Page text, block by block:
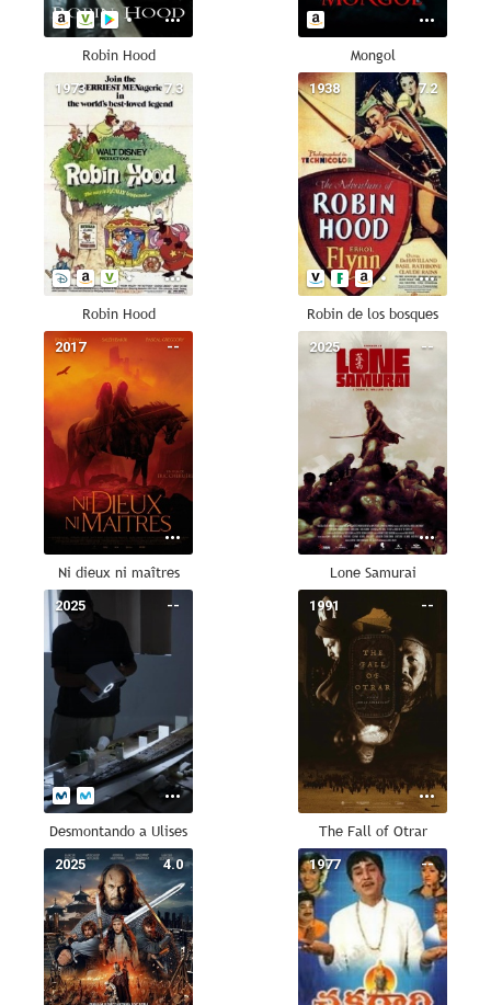
Robin Hood Mongol
7.3
1973
Robin Hood
7.2
1938
Robin de los bosques
--
2017
Ni dieux ni maîtres
--
2025
Lone Samurai
--
2025
Desmontando a Ulises
--
1991
The Fall of Otrar
4.0
2025 --
1977